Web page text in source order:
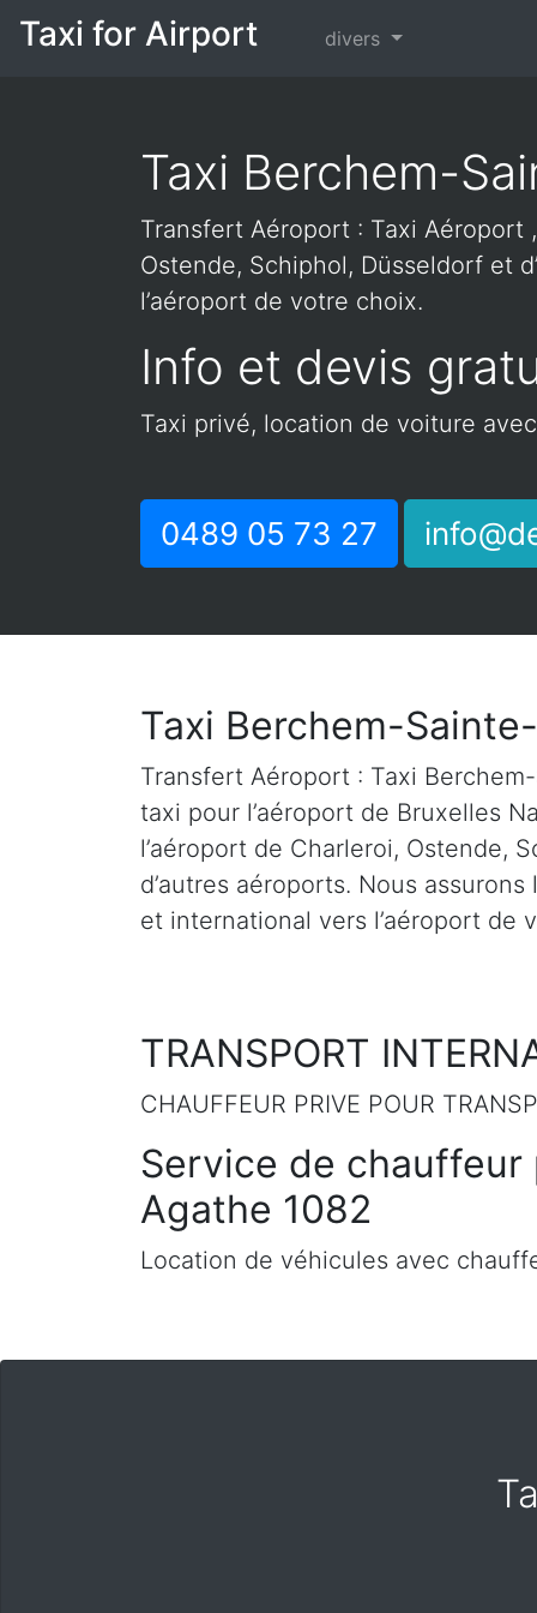
Taxi for Airport divers
Taxi Berchem-
Transfert Aéroport : Taxi Aéroport
Ostende, Schiphol, Düsseldorf et
l’aéroport de votre choix.
Info et devis
Taxi privé, location de voiture
0489 05 73 27
Taxi Berchem-
Transfert Aéroport : Taxi
taxi pour l’aéroport de Bruxelles
l’aéroport de Charleroi, Ostende,
d’autres aéroports. Nous
et international vers l’aéroport de
TRANSPORT
CHAUFFEUR PRIVE POUR
Service de
Agathe 1082
Location de véhicules avec